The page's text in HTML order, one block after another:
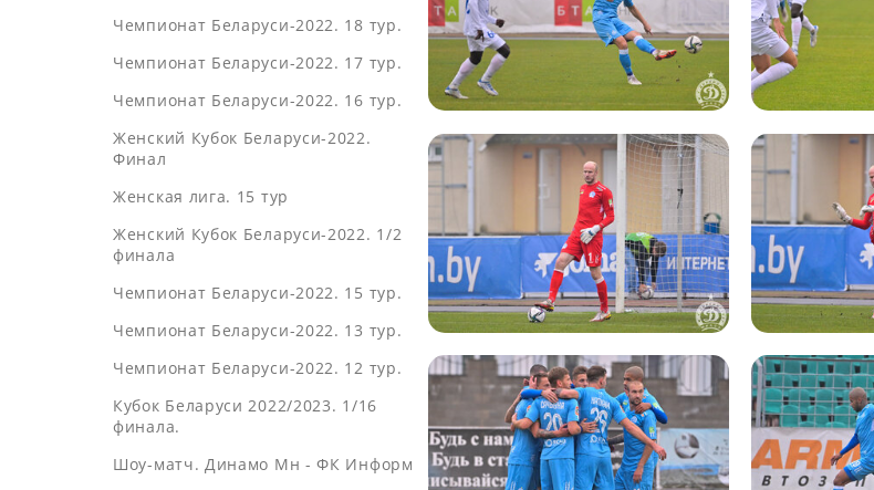
Чемпионат Беларуси-2022. 18 тур.
Чемпионат Беларуси-2022. 17 тур.
Чемпионат Беларуси-2022. 16 тур.
Женский Кубок Беларуси-2022.
Финал
Женская лига. 15 тур
Женский Кубок Беларуси-2022. 1/2
финала
Чемпионат Беларуси-2022. 15 тур.
Чемпионат Беларуси-2022. 13 тур.
Чемпионат Беларуси-2022. 12 тур.
Кубок Беларуси 2022/2023. 1/16
финала.
Шоу-матч. Динамо Мн - ФК Информ